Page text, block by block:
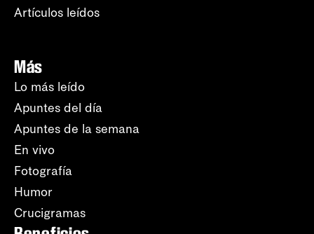
Artículos leídos
Más
Lo más leído
Apuntes del día
Apuntes de la semana
En vivo
Fotografía
Humor
Crucigramas